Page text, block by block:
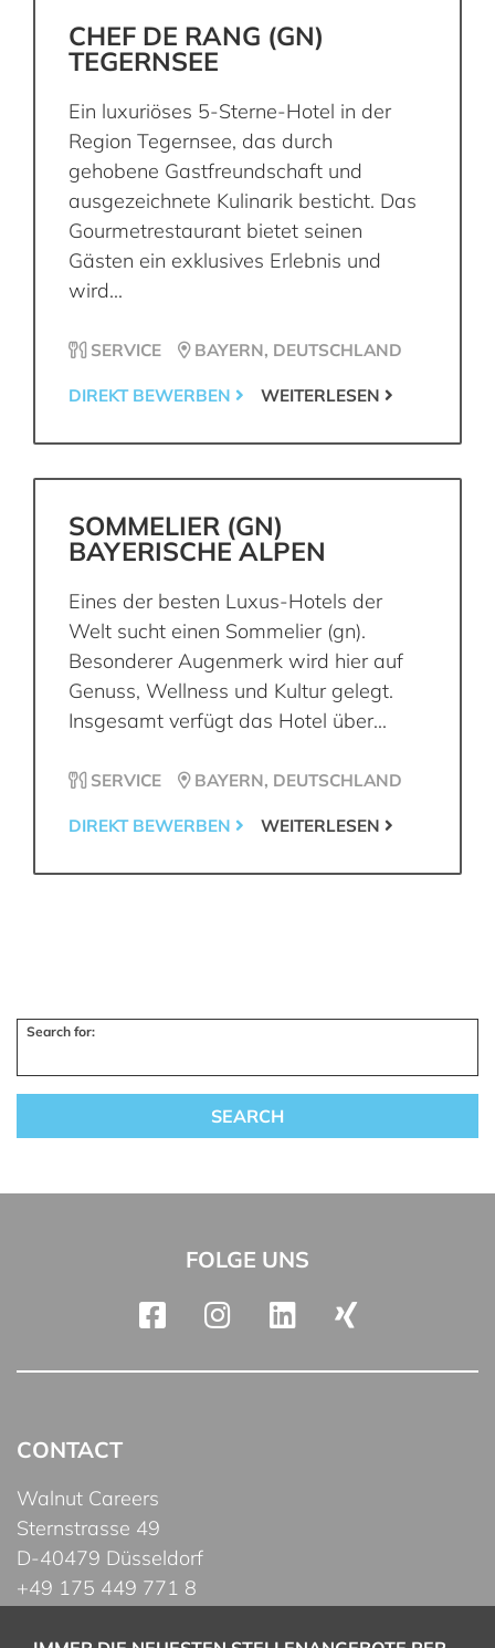
CHEF DE RANG (GN)
TEGERNSEE
Ein luxuriöses 5-Sterne-Hotel in der
Region Tegernsee, das durch
gehobene Gastfreundschaft und
ausgezeichnete Kulinarik besticht. Das
Gourmetrestaurant bietet seinen
Gästen ein exklusives Erlebnis und
wird...
SERVICE BAYERN, DEUTSCHLAND
DIREKT BEWERBEN WEITERLESEN
SOMMELIER (GN)
BAYERISCHE ALPEN
Eines der besten Luxus-Hotels der
Welt sucht einen Sommelier (gn).
Besonderer Augenmerk wird hier auf
Genuss, Wellness und Kultur gelegt.
Insgesamt verfügt das Hotel über...
SERVICE BAYERN, DEUTSCHLAND
DIREKT BEWERBEN WEITERLESEN
Search for:
FOLGE UNS
CONTACT
Walnut Careers
Sternstrasse 49
D-40479 Düsseldorf
+49 175 449 771 8